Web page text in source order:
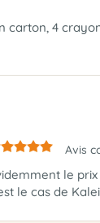
carton, 4
Avis
le
le cas de